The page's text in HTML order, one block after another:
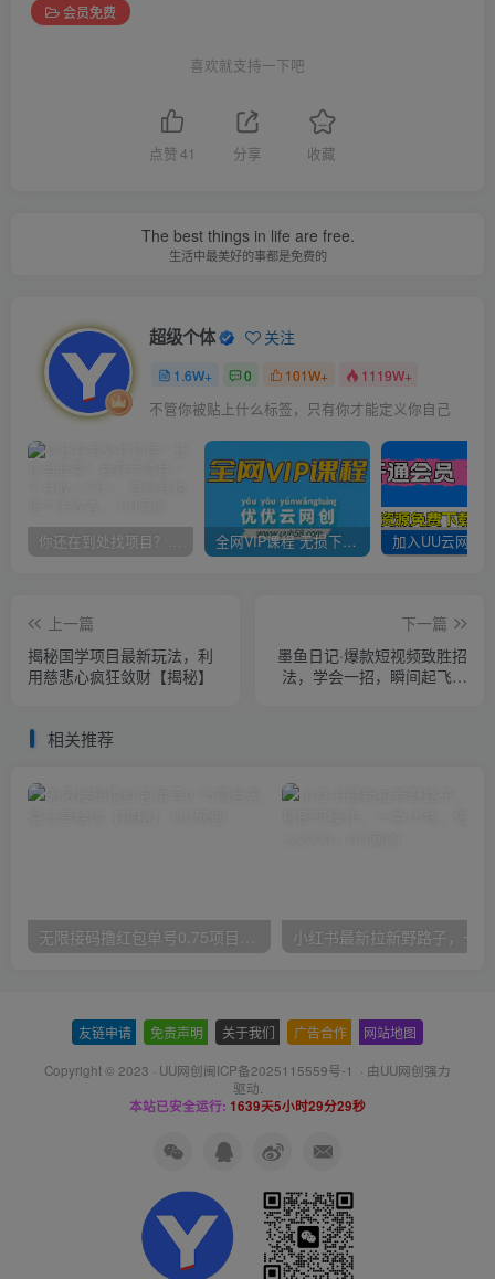
会员免费
喜欢就支持一下吧
点赞41 分享 收藏
The best things in life are free.
生活中最美好的事都是免费的
超级个体 关注
1.6W+ 0 101W+ 1119W+
不管你被贴上什么标签，只有你才能定义你自己
你还在到处找项目？还在当韭菜？我靠卖项目一个月收入5万+，曾经我也是个失败者。 全网VIP课程 无损下载~
上一篇
揭秘国学项目最新玩法，利
用慈悲心疯狂敛财【揭秘】
下一篇
墨鱼日记·爆款短视频致胜招
法，学会一招，瞬间起飞，
相关推荐
无限接码撸红包单号0.75项目无偿分享给你【揭秘】
友链申请 免责声明 关于我们 广告合作 网站地图
Copyright © 2023 · UU网创闽ICP备2025115559号-1 · 由UU网创强力
驱动.
本站已安全运行: 1639天5小时29分29秒